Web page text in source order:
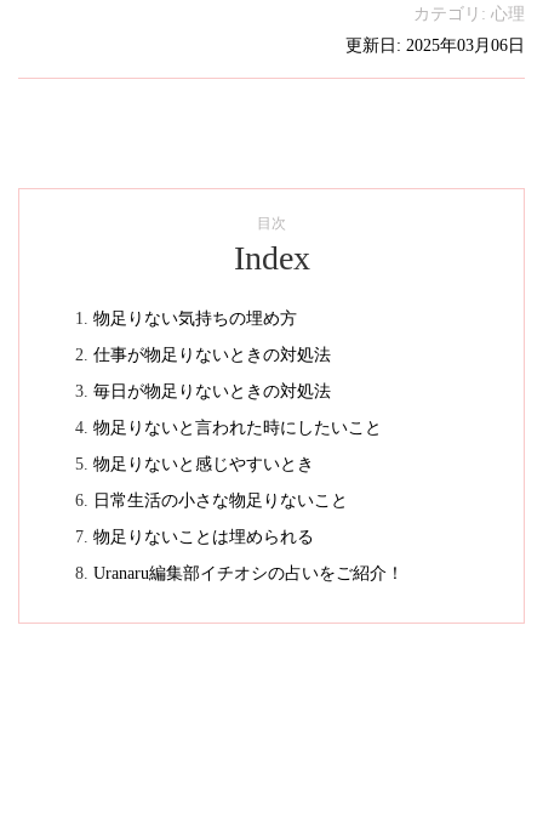
カテゴリ: 心理
更新日: 2025年03月06日
目次
Index
物足りない気持ちの埋め方
仕事が物足りないときの対処法
毎日が物足りないときの対処法
物足りないと言われた時にしたいこと
物足りないと感じやすいとき
日常生活の小さな物足りないこと
物足りないことは埋められる
Uranaru編集部イチオシの占いをご紹介！